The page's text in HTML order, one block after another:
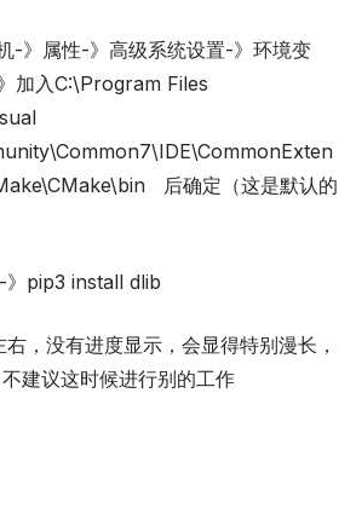
-》属性-》高级系统设置-》环境变
加入C:\Program Files
后确定（这是默认的
》pip3 install dlib
，没有进度显示，会显得特别漫长，
建议这时候进行别的工作